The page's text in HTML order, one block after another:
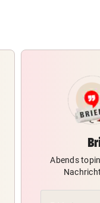
Abends